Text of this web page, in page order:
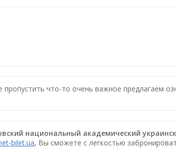
что-то очень важное предлагаем
национальный академический
bilet.ua, Вы сможете с легкостью